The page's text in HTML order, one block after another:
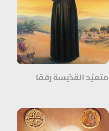
متعيّد القدّيسة رفقا